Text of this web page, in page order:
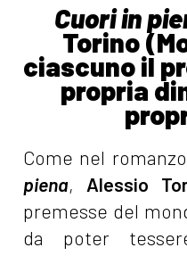
Cuori in
Torino
ciascuno il
propria
Come nel
piena, Alessio
premesse del
da poter